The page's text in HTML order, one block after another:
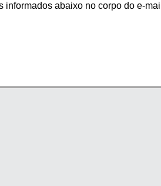
informados abaixo no corpo do e-